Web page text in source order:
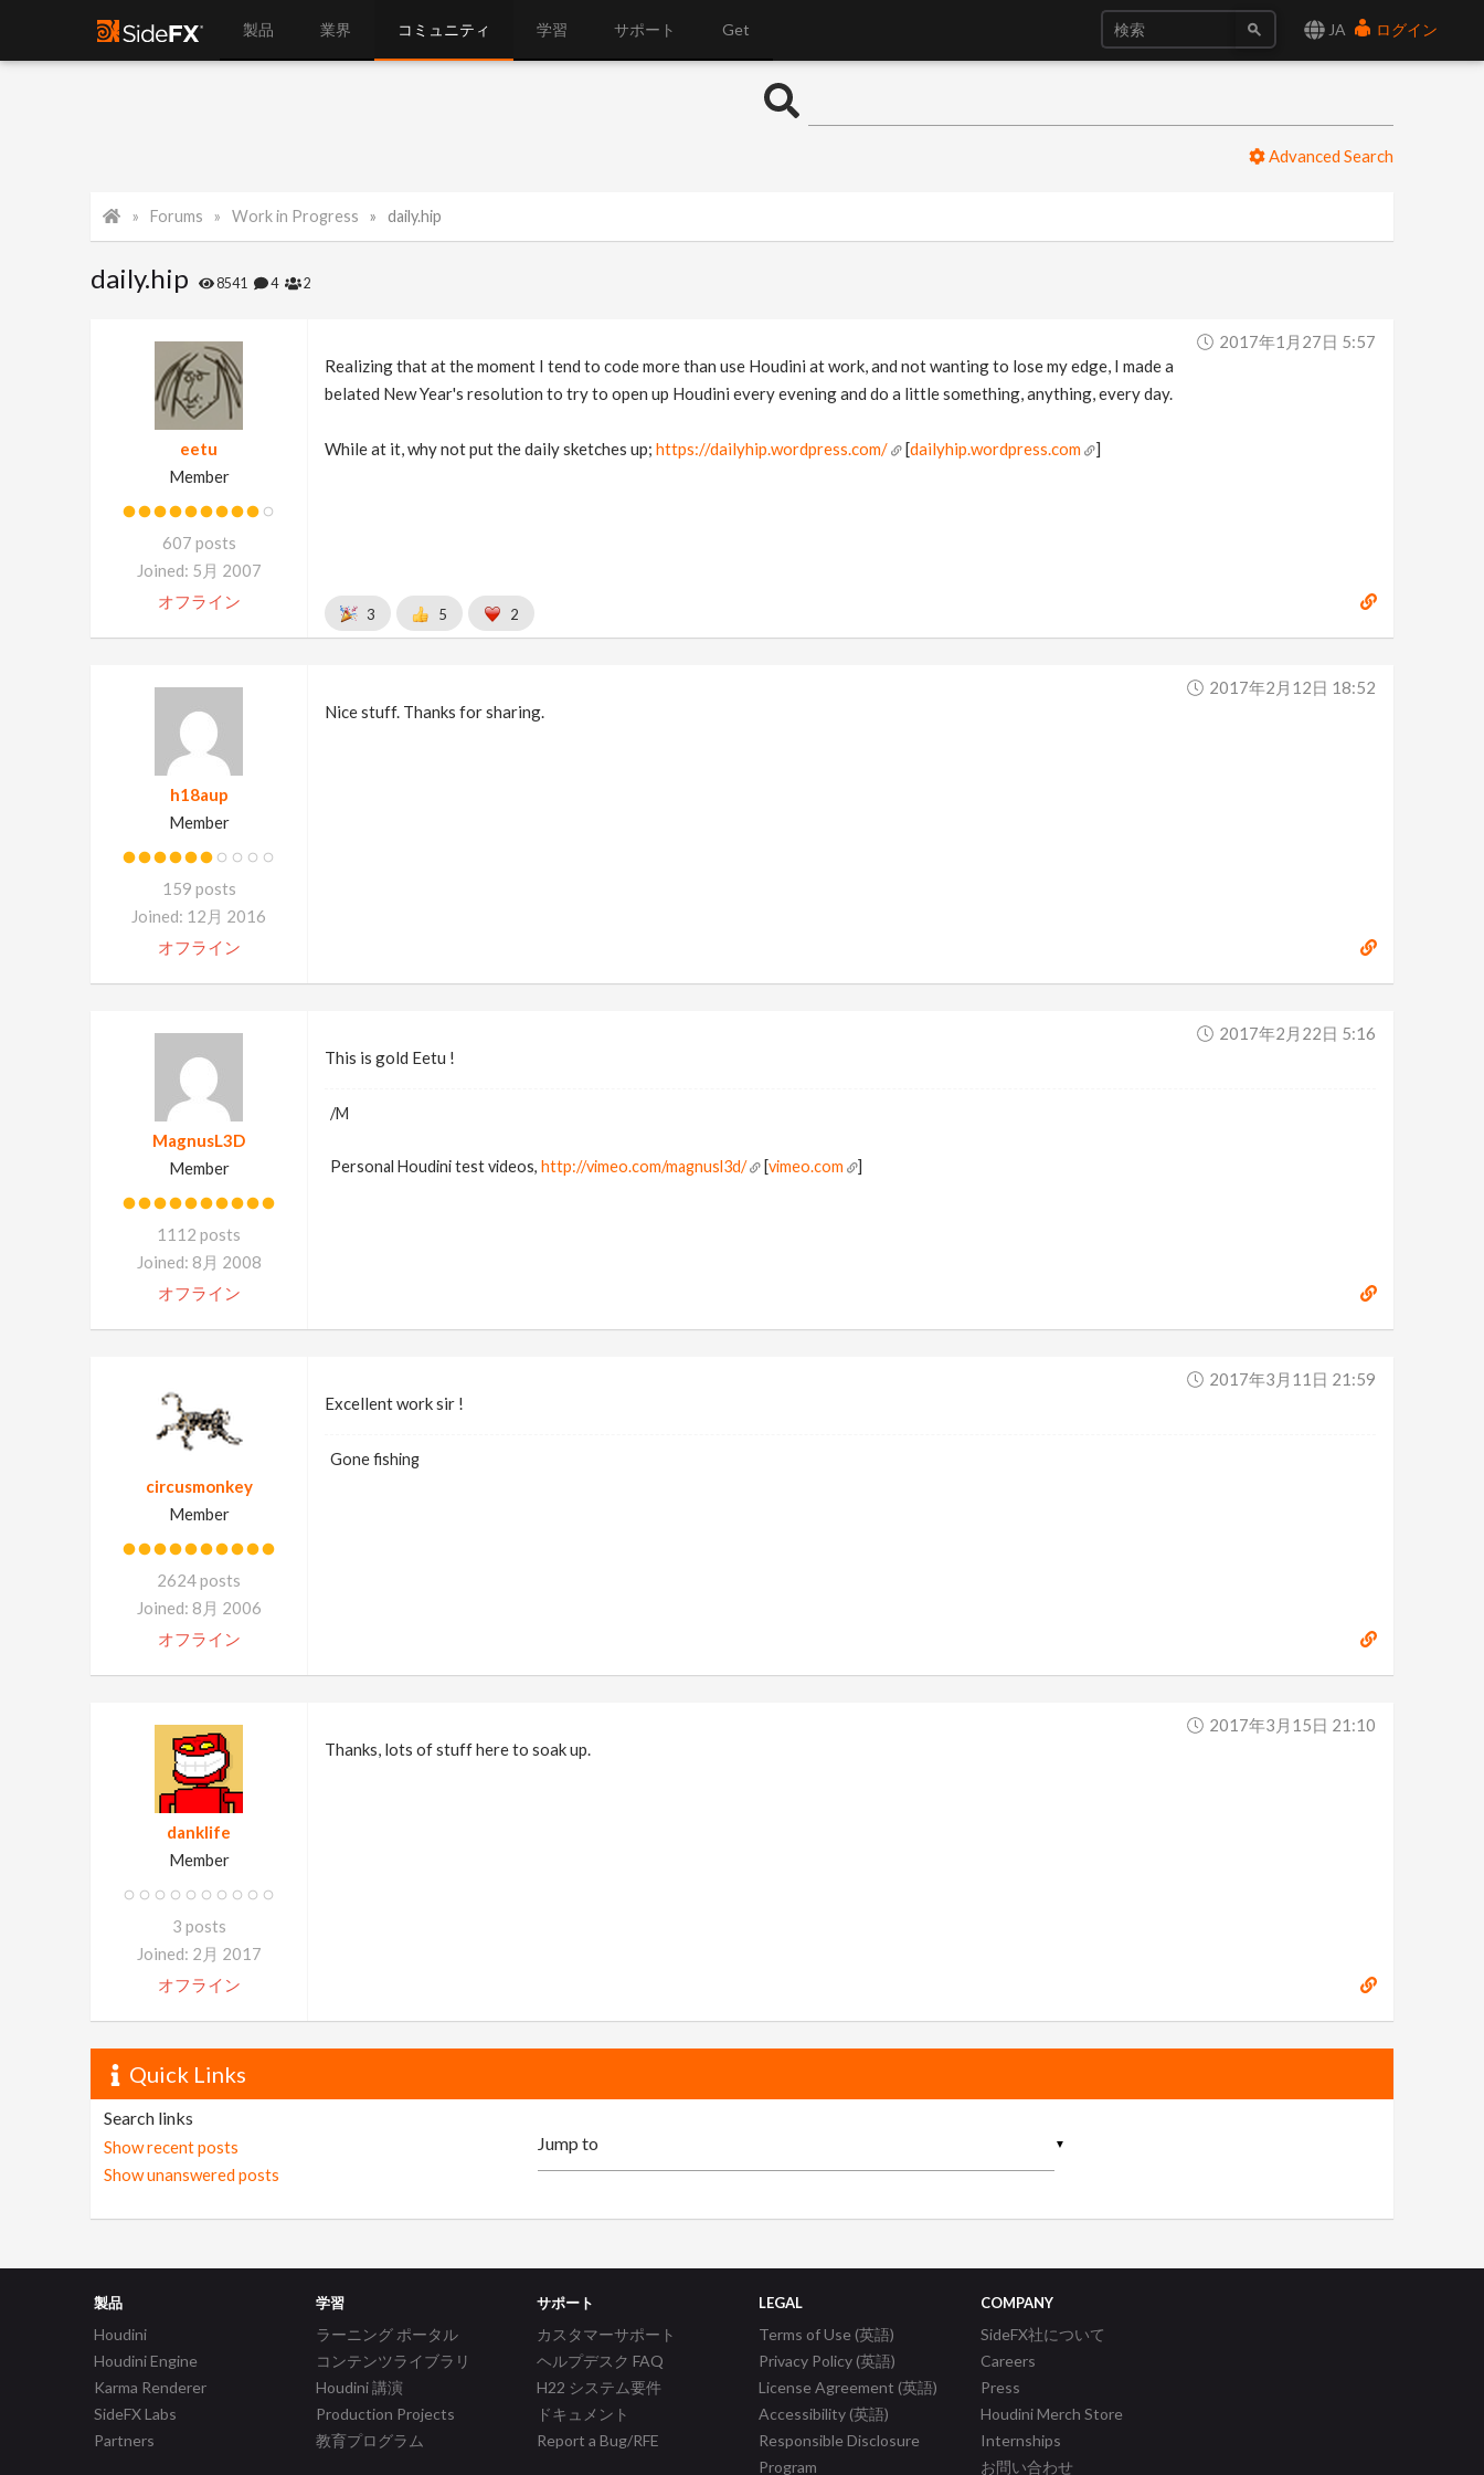
JA ログイン
製品 業界 コミュニティ 学習 サポート Get
Advanced Search
Forums Work in Progress daily.hip
daily.hip 8541 4 2
eetu
Member
607 posts
Joined: 5月 2007
オフライン
2017年1月27日 5:57
Realizing that at the moment I tend to code more than use Houdini at work, and not wanting to lose my edge, I made a
belated New Year's resolution to try to open up Houdini every evening and do a little something, anything, every day.
While at it, why not put the daily sketches up; https://dailyhip.wordpress.com/ [dailyhip.wordpress.com ]
3 5 2
h18aup
Member
159 posts
Joined: 12月 2016
オフライン
2017年2月12日 18:52
Nice stuff. Thanks for sharing.
MagnusL3D
Member
1112 posts
Joined: 8月 2008
オフライン
2017年2月22日 5:16
This is gold Eetu !
/M
Personal Houdini test videos, http://vimeo.com/magnusl3d/ [vimeo.com ]
circusmonkey
Member
2624 posts
Joined: 8月 2006
オフライン
2017年3月11日 21:59
Excellent work sir !
Gone fishing
danklife
Member
3 posts
Joined: 2月 2017
オフライン
2017年3月15日 21:10
Thanks, lots of stuff here to soak up.
Quick Links
Search links
Show recent posts
Show unanswered posts
▼
製品
Houdini
Houdini Engine
Karma Renderer
SideFX Labs
Partners
学習
ラーニング ポータル
コンテンツライブラリ
Houdini 講演
Production Projects
教育プログラム
サポート
カスタマーサポート
ヘルプデスク FAQ
H22 システム要件
ドキュメント
Report a Bug/RFE
LEGAL
Terms of Use (英語)
Privacy Policy (英語)
License Agreement (英語)
Accessibility (英語)
Responsible Disclosure
Program
COMPANY
SideFX社について
Careers
Press
Houdini Merch Store
Internships
お問い合わせ